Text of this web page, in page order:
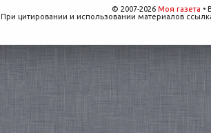
© 2007-2026 Моя газета •
При цитировании и использовании материалов